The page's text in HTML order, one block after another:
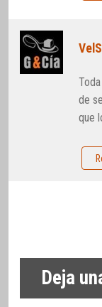
de
que
Deja